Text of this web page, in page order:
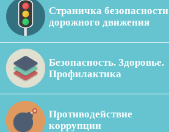
Страничка безопасности
дорожного движения
Безопасность. Здоровье.
Профилактика
Противодействие
коррупции